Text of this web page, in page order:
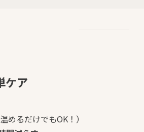
ケア
温めるだけでもOK！）